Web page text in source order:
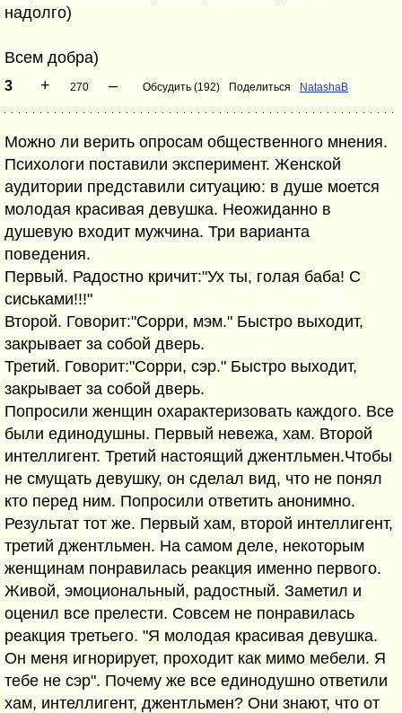
надолго)
Всем добра)
3 + 270 – Обсудить (192) Поделиться NatashaB
Можно ли верить опросам общественного мнения.
Психологи поставили эксперимент. Женской
аудитории представили ситуацию: в душе моется
молодая красивая девушка. Неожиданно в
душевую входит мужчина. Три варианта
поведения.
Первый. Радостно кричит:"Ух ты, голая баба! С
сиськами!!!"
Второй. Говорит:"Сорри, мэм." Быстро выходит,
закрывает за собой дверь.
Третий. Говорит:"Сорри, сэр." Быстро выходит,
закрывает за собой дверь.
Попросили женщин охарактеризовать каждого. Все
были единодушны. Первый невежа, хам. Второй
интеллигент. Третий настоящий джентльмен.Чтобы
не смущать девушку, он сделал вид, что не понял
кто перед ним. Попросили ответить анонимно.
Результат тот же. Первый хам, второй интеллигент,
третий джентльмен. На самом деле, некоторым
женщинам понравилась реакция именно первого.
Живой, эмоциональный, радостный. Заметил и
оценил все прелести. Совсем не понравилась
реакция третьего. "Я молодая красивая девушка.
Он меня игнорирует, проходит как мимо мебели. Я
тебе не сэр". Почему же все единодушно ответили
хам, интеллигент, джентльмен? Они знают, что от